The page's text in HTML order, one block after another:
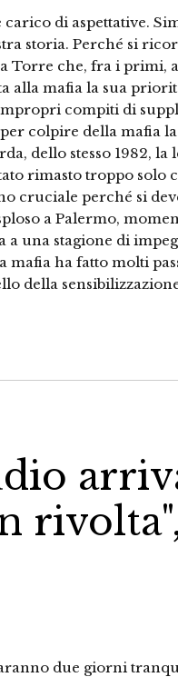
di aspettative.
storia. Perché si
Torre che, fra i primi,
alla mafia la sua
compiti di
colpire della mafia
dello stesso 1982, la
rimasto troppo solo
cruciale perché si
a Palermo,
a una stagione di
mafia ha fatto molti
della
due giorni